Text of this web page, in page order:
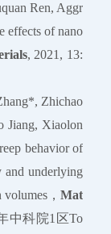
Ren, Aggr
effects of nano
, 2021, 13:
Zhichao
Jiang, Xiaolon
behavior of
and underlying
， Mat
中科院1区To